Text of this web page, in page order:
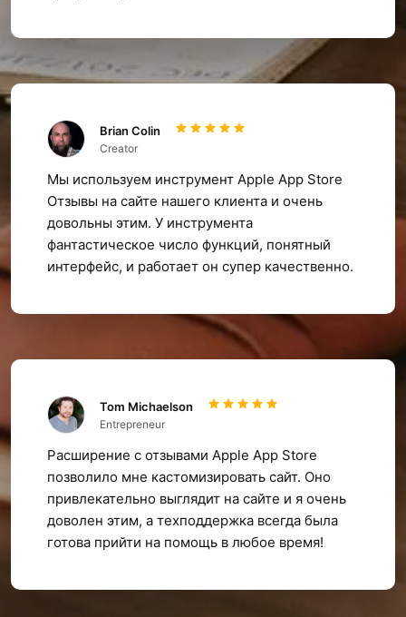
Brian Colin
Creator
Мы используем инструмент Apple App Store
Отзывы на сайте нашего клиента и очень
довольны этим. У инструмента
фантастическое число функций, понятный
интерфейс, и работает он супер качественно.
Tom Michaelson
Entrepreneur
Расширение с отзывами Apple App Store
позволило мне кастомизировать сайт. Оно
привлекательно выглядит на сайте и я очень
доволен этим, а техподдержка всегда была
готова прийти на помощь в любое время!